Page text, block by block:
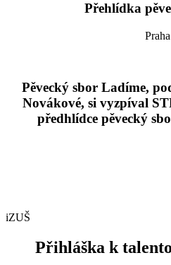
Přehlídka
Praha
Pěvecký sbor Ladíme,
Novákové, si vyzpíval
předhlídce pěvecký
iZUŠ
Přihláška k